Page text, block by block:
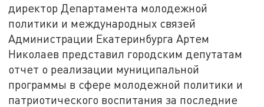
директор Департамента молодежной
политики и международных связей
Администрации Екатеринбурга Артем
Николаев представил городским депутатам
отчет о реализации муниципальной
программы в сфере молодежной политики и
патриотического воспитания за последние